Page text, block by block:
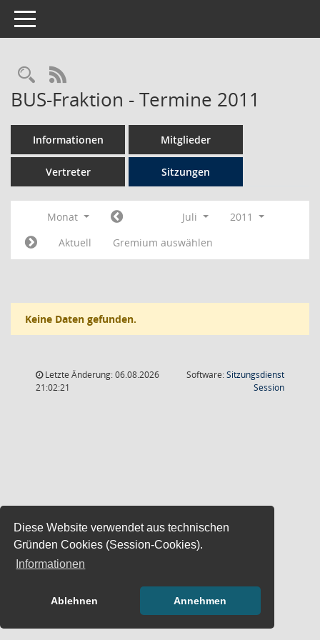
Diese Website verwendet aus technischen
Gründen Cookies (Session-Cookies).
Informationen
Ablehnen Annehmen
Toggle navigation
Rechercheauswahl
RSS-Feed
BUS-Fraktion - Termine 2011
Informationen Mitglieder
Vertreter Sitzungen
Monat Juli
2011
Aktuell
Gremium auswählen
Keine Daten gefunden.
Letzte Änderung: 06.08.2026
21:02:21
Software:Sitzungsdienst
Session(Wird in